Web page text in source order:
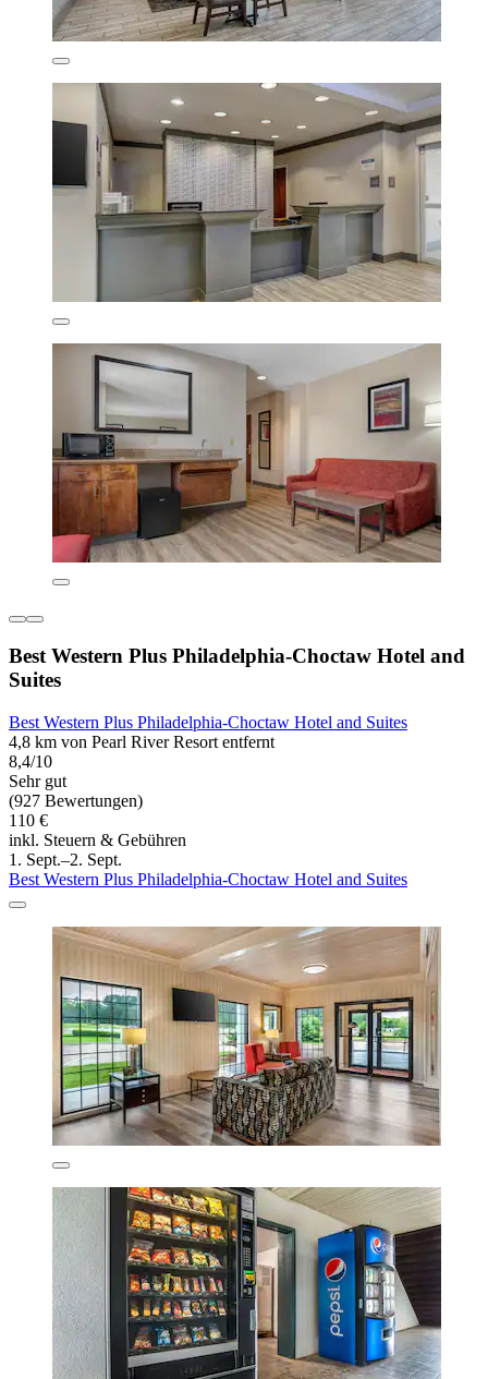
Best Western Plus Philadelphia-Choctaw Hotel and
Suites
Best Western Plus Philadelphia-Choctaw Hotel and Suites
4,8 km von Pearl River Resort entfernt
8,4/10
Sehr gut
(927 Bewertungen)
110 €
inkl. Steuern & Gebühren
1. Sept.–2. Sept.
Best Western Plus Philadelphia-Choctaw Hotel and Suites